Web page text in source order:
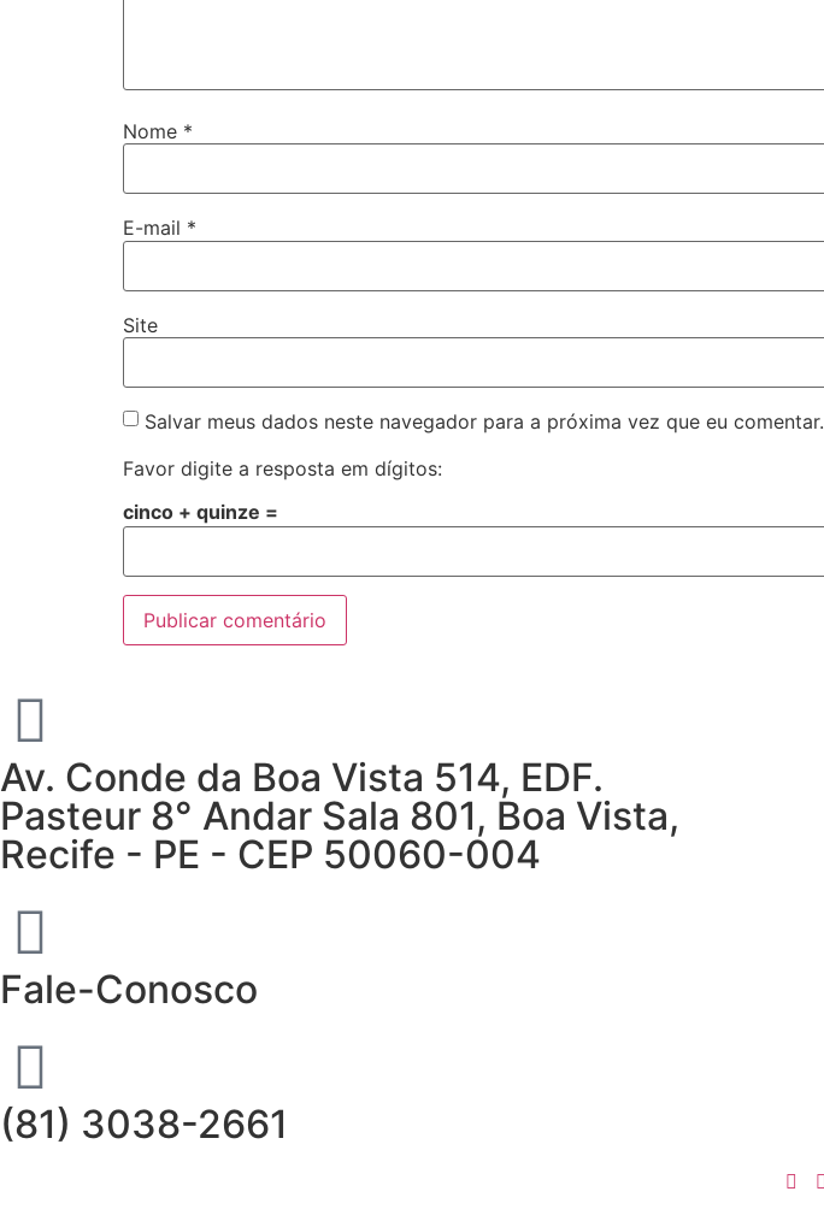
Nome *
E-mail *
Site
Salvar meus dados neste navegador para a próxima vez que eu comentar.
Favor digite a resposta em dígitos:
cinco + quinze =
Av. Conde da Boa Vista 514, EDF.
Pasteur 8° Andar Sala 801, Boa Vista,
Recife - PE - CEP 50060-004
Fale-Conosco
(81) 3038-2661